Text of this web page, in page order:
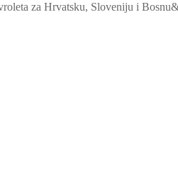
za Hrvatsku, Sloveniju i